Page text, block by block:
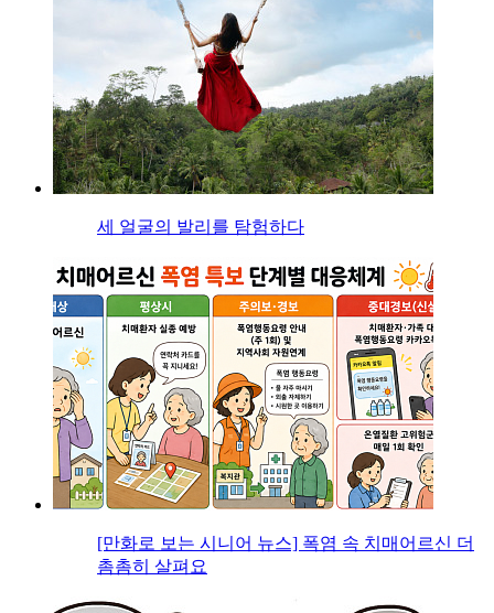
세 얼굴의 발리를 탐험하다
[만화로 보는 시니어 뉴스] 폭염 속 치매어르신 더
촘촘히 살펴요